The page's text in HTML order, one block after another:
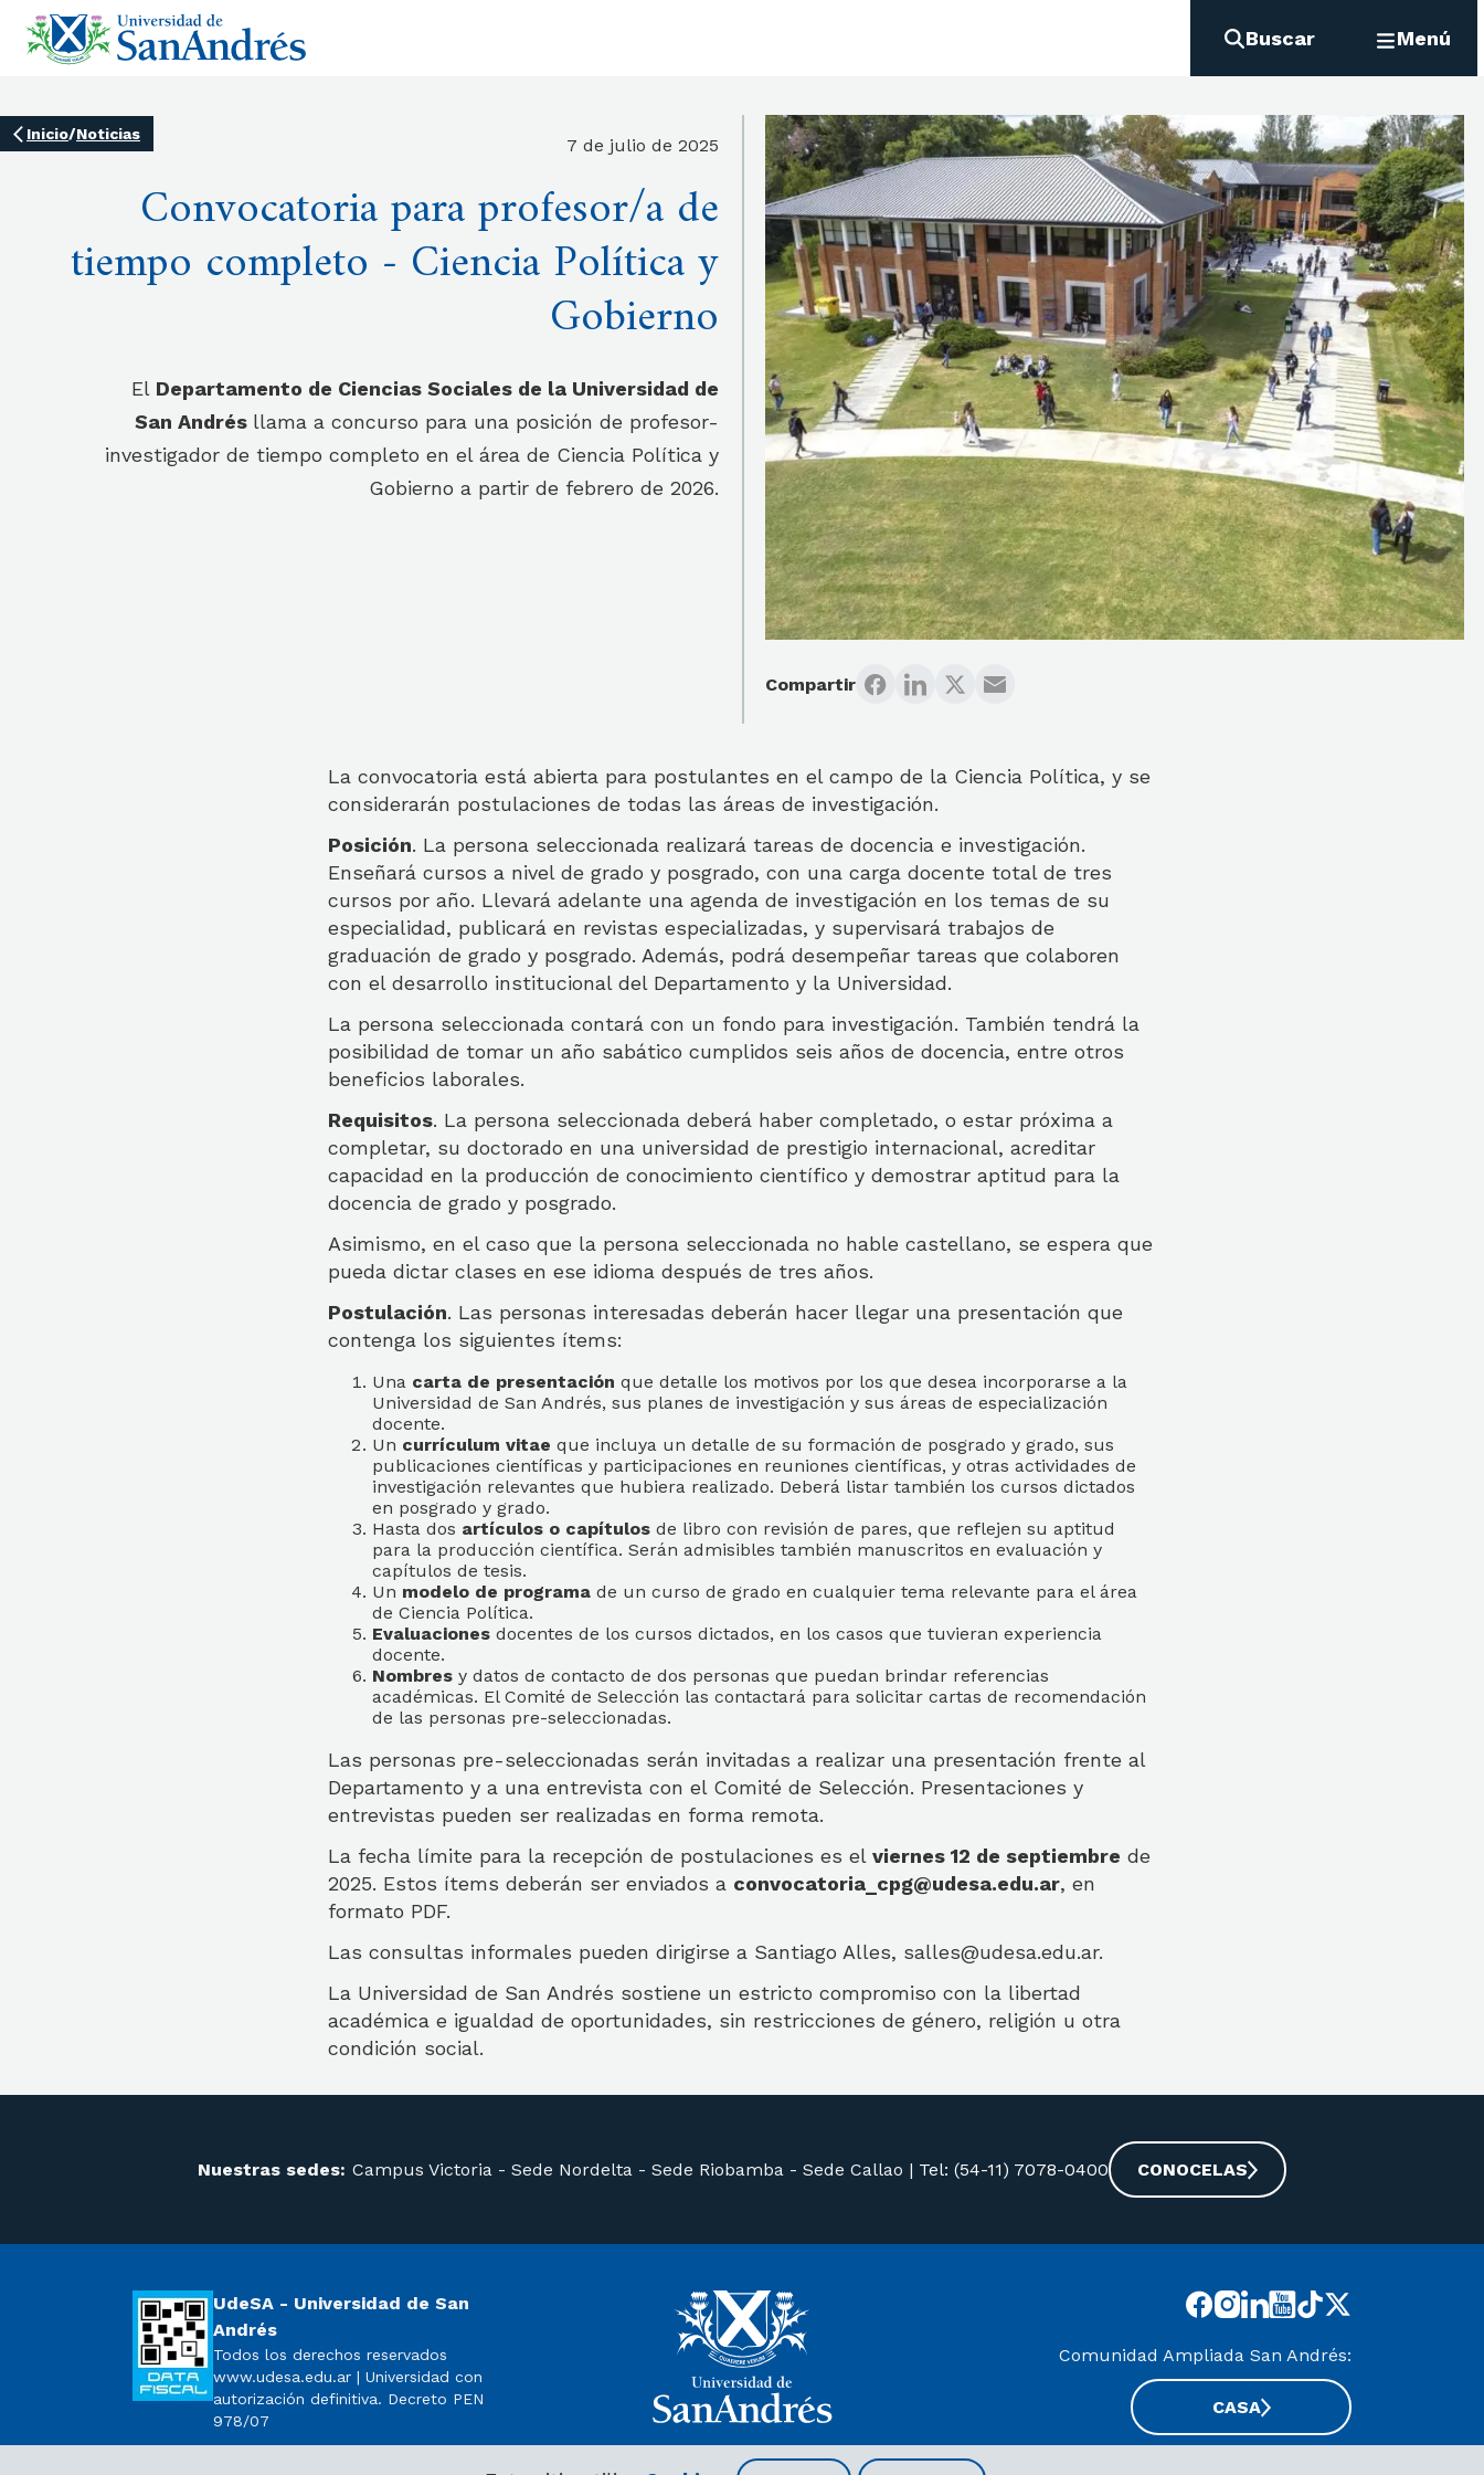
Buscar Menú
Inicio/Noticias
7 de julio de 2025
Convocatoria para profesor/a de
tiempo completo - Ciencia Política y
Gobierno
El Departamento de Ciencias Sociales de la Universidad de
San Andrés llama a concurso para una posición de profesor-
investigador de tiempo completo en el área de Ciencia Política y
Gobierno a partir de febrero de 2026.
Compartir
La convocatoria está abierta para postulantes en el campo de la Ciencia Política, y se
considerarán postulaciones de todas las áreas de investigación.
Posición. La persona seleccionada realizará tareas de docencia e investigación.
Enseñará cursos a nivel de grado y posgrado, con una carga docente total de tres
cursos por año. Llevará adelante una agenda de investigación en los temas de su
especialidad, publicará en revistas especializadas, y supervisará trabajos de
graduación de grado y posgrado. Además, podrá desempeñar tareas que colaboren
con el desarrollo institucional del Departamento y la Universidad.
La persona seleccionada contará con un fondo para investigación. También tendrá la
posibilidad de tomar un año sabático cumplidos seis años de docencia, entre otros
beneficios laborales.
Requisitos. La persona seleccionada deberá haber completado, o estar próxima a
completar, su doctorado en una universidad de prestigio internacional, acreditar
capacidad en la producción de conocimiento científico y demostrar aptitud para la
docencia de grado y posgrado.
Asimismo, en el caso que la persona seleccionada no hable castellano, se espera que
pueda dictar clases en ese idioma después de tres años.
Postulación. Las personas interesadas deberán hacer llegar una presentación que
contenga los siguientes ítems:
Una carta de presentación que detalle los motivos por los que desea incorporarse a la
Universidad de San Andrés, sus planes de investigación y sus áreas de especialización
docente.
Un currículum vitae que incluya un detalle de su formación de posgrado y grado, sus
publicaciones científicas y participaciones en reuniones científicas, y otras actividades de
investigación relevantes que hubiera realizado. Deberá listar también los cursos dictados
en posgrado y grado.
Hasta dos artículos o capítulos de libro con revisión de pares, que reflejen su aptitud
para la producción científica. Serán admisibles también manuscritos en evaluación y
capítulos de tesis.
Un modelo de programa de un curso de grado en cualquier tema relevante para el área
de Ciencia Política.
Evaluaciones docentes de los cursos dictados, en los casos que tuvieran experiencia
docente.
Nombres y datos de contacto de dos personas que puedan brindar referencias
académicas. El Comité de Selección las contactará para solicitar cartas de recomendación
de las personas pre-seleccionadas.
Las personas pre-seleccionadas serán invitadas a realizar una presentación frente al
Departamento y a una entrevista con el Comité de Selección. Presentaciones y
entrevistas pueden ser realizadas en forma remota.
La fecha límite para la recepción de postulaciones es el viernes 12 de septiembre de
2025. Estos ítems deberán ser enviados a convocatoria_cpg@udesa.edu.ar, en
formato PDF.
Las consultas informales pueden dirigirse a Santiago Alles, salles@udesa.edu.ar.
La Universidad de San Andrés sostiene un estricto compromiso con la libertad
académica e igualdad de oportunidades, sin restricciones de género, religión u otra
condición social.
Nuestras sedes: Campus Victoria - Sede Nordelta - Sede Riobamba - Sede Callao | Tel: (54-11) 7078-0400 CONOCELAS
UdeSA - Universidad de San
Andrés
Todos los derechos reservados
www.udesa.edu.ar | Universidad con
autorización definitiva. Decreto PEN
978/07
Comunidad Ampliada San Andrés:
CASA